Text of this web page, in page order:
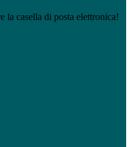
la casella di posta elettronica!